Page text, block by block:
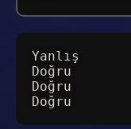
Yanlış
Doğru
Doğru
Doğru